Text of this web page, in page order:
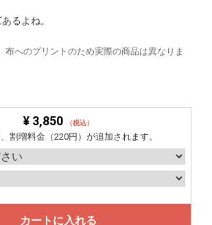
るよね。
布へのプリントのため実際の商品は異なりま
¥ 3,850 （税込）
割増料金（220円）が追加されます。
カートに入れる